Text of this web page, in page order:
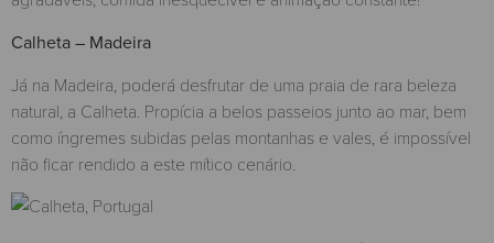
Calheta – Madeira
Já na Madeira, poderá desfrutar de uma praia de rara beleza
natural, a Calheta. Propícia a belos passeios junto ao mar, bem
como íngremes subidas pelas montanhas e vales, é impossível
não ficar rendido a este mítico cenário.